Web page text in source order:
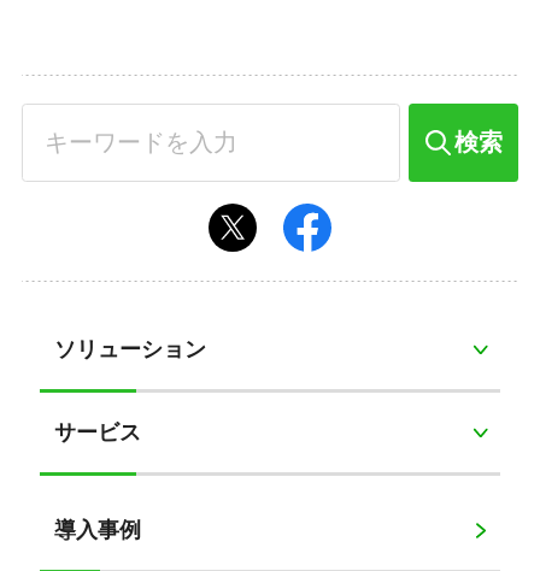
検索
ソリューション
サービス
導入事例